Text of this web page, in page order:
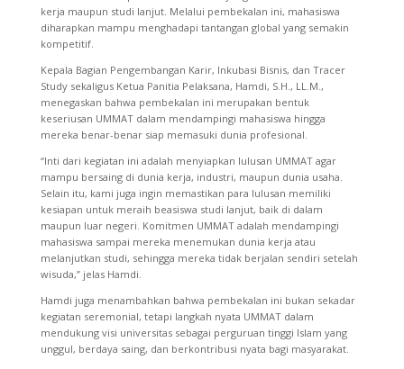
kerja maupun studi lanjut. Melalui pembekalan ini, mahasiswa
diharapkan mampu menghadapi tantangan global yang semakin
kompetitif.
Kepala Bagian Pengembangan Karir, Inkubasi Bisnis, dan Tracer
Study sekaligus Ketua Panitia Pelaksana, Hamdi, S.H., LL.M.,
menegaskan bahwa pembekalan ini merupakan bentuk
keseriusan UMMAT dalam mendampingi mahasiswa hingga
mereka benar-benar siap memasuki dunia profesional.
“Inti dari kegiatan ini adalah menyiapkan lulusan UMMAT agar
mampu bersaing di dunia kerja, industri, maupun dunia usaha.
Selain itu, kami juga ingin memastikan para lulusan memiliki
kesiapan untuk meraih beasiswa studi lanjut, baik di dalam
maupun luar negeri. Komitmen UMMAT adalah mendampingi
mahasiswa sampai mereka menemukan dunia kerja atau
melanjutkan studi, sehingga mereka tidak berjalan sendiri setelah
wisuda,” jelas Hamdi.
Hamdi juga menambahkan bahwa pembekalan ini bukan sekadar
kegiatan seremonial, tetapi langkah nyata UMMAT dalam
mendukung visi universitas sebagai perguruan tinggi Islam yang
unggul, berdaya saing, dan berkontribusi nyata bagi masyarakat.